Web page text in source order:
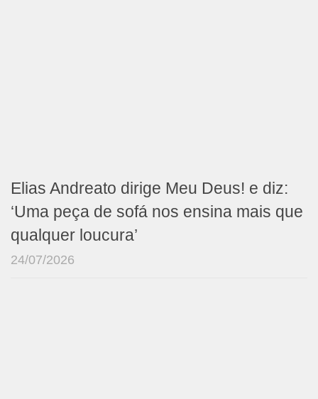
Elias Andreato dirige Meu Deus! e diz:
‘Uma peça de sofá nos ensina mais que
qualquer loucura’
24/07/2026